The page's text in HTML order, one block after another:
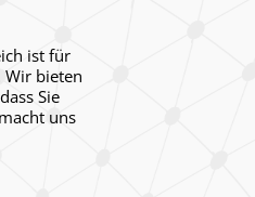
ist für
Wir bieten
Sie
uns